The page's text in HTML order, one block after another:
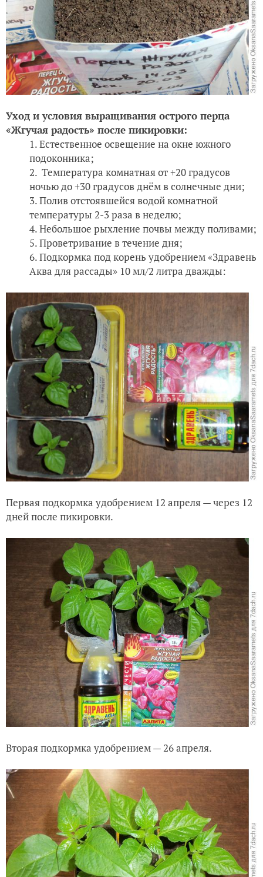
Уход и условия выращивания острого перца
«Жгучая радость» после пикировки:
Естественное освещение на окне южного
подоконника;
Температура комнатная от +20 градусов
ночью до +30 градусов днём в солнечные дни;
Полив отстоявшейся водой комнатной
температуры 2-3 раза в неделю;
Небольшое рыхление почвы между поливами;
Проветривание в течение дня;
Подкормка под корень удобрением «Здравень
Аква для рассады» 10 мл/2 литра дважды:
Первая подкормка удобрением 12 апреля — через 12
дней после пикировки.
Вторая подкормка удобрением — 26 апреля.